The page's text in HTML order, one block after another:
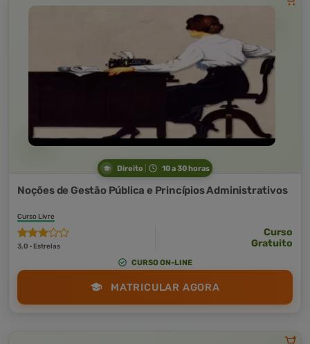
Direito 10 a 30 horas
Noções de Gestão Pública e Princípios Administrativos
Curso Livre
3,0 · Estrelas
Curso
Gratuito
CURSO ON-LINE
MATRICULAR AGORA